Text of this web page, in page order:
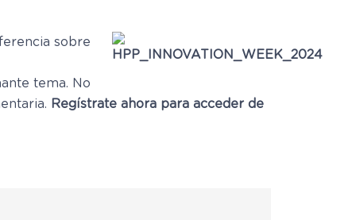
sobre
tema. No
Regístrate ahora para acceder de